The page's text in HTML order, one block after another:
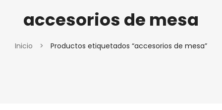
accesorios de mesa
Inicio > Productos etiquetados “accesorios de mesa”